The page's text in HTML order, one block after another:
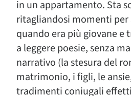
in un appartamento. Sta
ritagliandosi momenti per
quando era più giovane e
a leggere poesie, senza
narrativo (la stesura del
matrimonio, i figli, le
tradimenti coniugali